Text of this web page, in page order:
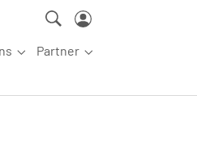
"Angebot"
Submenu for "Über uns"
Partner
Submenu for